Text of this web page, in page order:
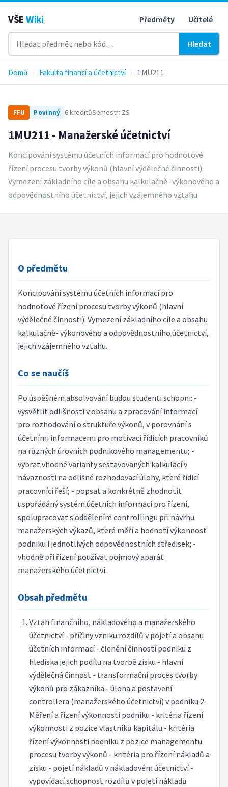
VŠE Wiki Předměty Učitelé
Hledat
Domů › Fakulta financí a účetnictví › 1MU211
FFU Povinný 6 kreditůSemestr: ZS
1MU211 - Manažerské účetnictví
Koncipování systému účetních informací pro hodnotové
řízení procesu tvorby výkonů (hlavní výdělečné činnosti).
Vymezení základního cíle a obsahu kalkulačně- výkonového a
odpovědnostního účetnictví, jejich vzájemného vztahu.
O předmětu
Koncipování systému účetních informací pro
hodnotové řízení procesu tvorby výkonů (hlavní
výdělečné činnosti). Vymezení základního cíle a obsahu
kalkulačně- výkonového a odpovědnostního účetnictví,
jejich vzájemného vztahu.
Co se naučíš
Po úspěšném absolvování budou studenti schopni: -
vysvětlit odlišnosti v obsahu a zpracování informací
pro rozhodování o struktuře výkonů, v porovnání s
účetními informacemi pro motivaci řídicích pracovníků
na různých úrovních podnikového managementu; -
vybrat vhodné varianty sestavovaných kalkulací v
návaznosti na odlišné rozhodovací úlohy, které řídicí
pracovníci řeší; - popsat a konkrétně zhodnotit
uspořádáný systém účetních informací pro řízení,
spolupracovat s oddělením controllingu při návrhu
manažerských výkazů, které měří a hodnotí výkonnost
podniku i jednotlivých odpovědnostních středisek; -
vhodně při řízení používat pojmový aparát
manažerského účetnictví.
Obsah předmětu
Vztah finančního, nákladového a manažerského
účetnictví - příčiny vzniku rozdílů v pojetí a obsahu
účetních informací - členění činností podniku z
hlediska jejich podílu na tvorbě zisku - hlavní
výdělečná činnost - transformační proces tvorby
výkonů pro zákazníka - úloha a postavení
controllera (manažerského účetnictví) v podniku 2.
Měření a řízení výkonnosti podniku - kritéria řízení
výkonnosti z pozice vlastníků kapitálu - kritéria
řízení výkonnosti podniku z pozice managementu
procesu tvorby výkonů - kritéria pro řízení nákladů a
zisku - pojetí nákladů v nákladovém účetnictví -
vypovídací schopnost rozdílů v pojetí nákladů